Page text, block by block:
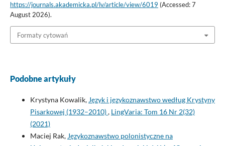
https://journals.akademicka.pl/lv/article/view/6019 (Accessed: 7
August 2026).
Formaty cytowań
Podobne artykuły
Krystyna Kowalik, Język i językoznawstwo według Krystyny
Pisarkowej (1932–2010), LingVaria: Tom 16 Nr 2(32)
(2021)
Maciej Rak, Językoznawstwo polonistyczne na